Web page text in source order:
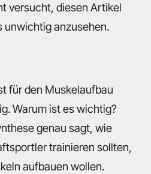
versucht, diesen Artikel
unwichtig anzusehen.
für den Muskelaufbau
Warum ist es wichtig?
genau sagt, wie
trainieren sollten,
aufbauen wollen.